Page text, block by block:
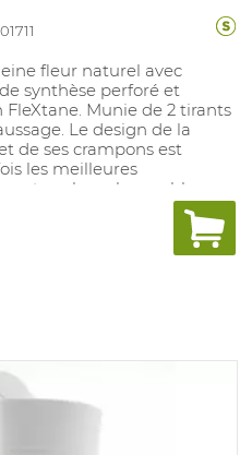
fleur naturel avec
synthèse perforé et
Munie de 2 tirants
Le design de la
de ses crampons est
les meilleures
tous les sols meubles,
hydrocarbures. Elle est
Pointures: 35-48.